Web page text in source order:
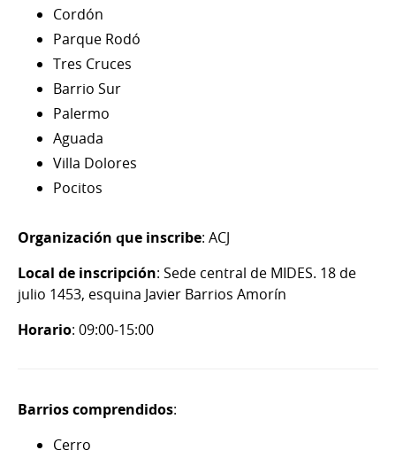
Cordón
Parque Rodó
Tres Cruces
Barrio Sur
Palermo
Aguada
Villa Dolores
Pocitos
Organización que inscribe: ACJ
Local de inscripción: Sede central de MIDES. 18 de
julio 1453, esquina Javier Barrios Amorín
Horario: 09:00-15:00
Barrios comprendidos:
Cerro